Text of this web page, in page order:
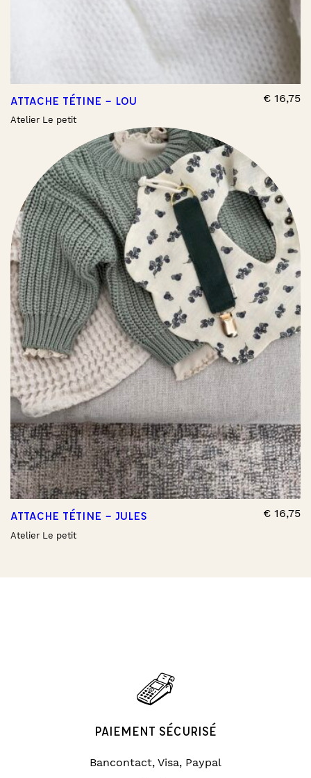
ATTACHE TÉTINE – LOU
Atelier Le petit
€ 16,75
ATTACHE TÉTINE – JULES
Atelier Le petit
€ 16,75
PAIEMENT SÉCURISÉ
Bancontact, Visa, Paypal